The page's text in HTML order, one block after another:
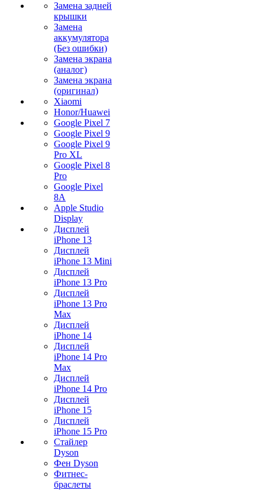
Замена задней
крышки
Замена
аккумулятора
(Без ошибки)
Замена экрана
(аналог)
Замена экрана
(оригинал)
Xiaomi
Honor/Huawei
Google Pixel 7
Google Pixel 9
Google Pixel 9
Pro XL
Google Pixel 8
Pro
Google Pixel
8A
Apple Studio
Display
Дисплей
iPhone 13
Дисплей
iPhone 13 Mini
Дисплей
iPhone 13 Pro
Дисплей
iPhone 13 Pro
Max
Дисплей
iPhone 14
Дисплей
iPhone 14 Pro
Max
Дисплей
iPhone 14 Pro
Дисплей
iPhone 15
Дисплей
iPhone 15 Pro
Стайлер
Dyson
Фен Dyson
Фитнес-
браслеты